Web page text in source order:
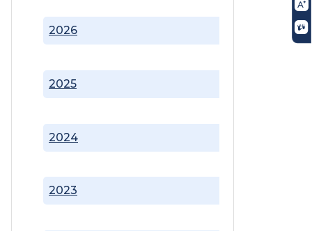
2023
2024
2025
2026